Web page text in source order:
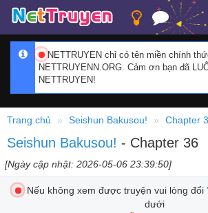
NETTRUYEN chỉ có tên miền chính
NETTRUYENN.ORG. Cảm ơn bạn đã
NETTRUYEN!
Trang chủ Seishun Bakusou! Chapter
Seishun Bakusou! - Chapter 36
[Ngày cập nhật: 2026-05-06 23:39:50]
Nếu không xem được truyện vui lòng đổi
dưới